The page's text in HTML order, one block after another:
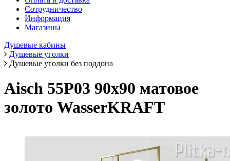
Сотрудничество
Информация
Магазины
Душевые кабины
Душевые уголки
Душевые уголки без поддона
Aisch 55P03 90х90 матовое
золото WasserKRAFT